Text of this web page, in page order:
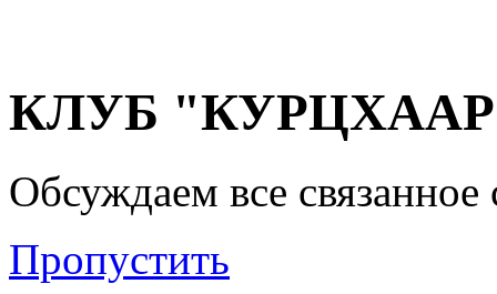
КЛУБ "КУРЦХААР"
Обсуждаем все
Пропустить